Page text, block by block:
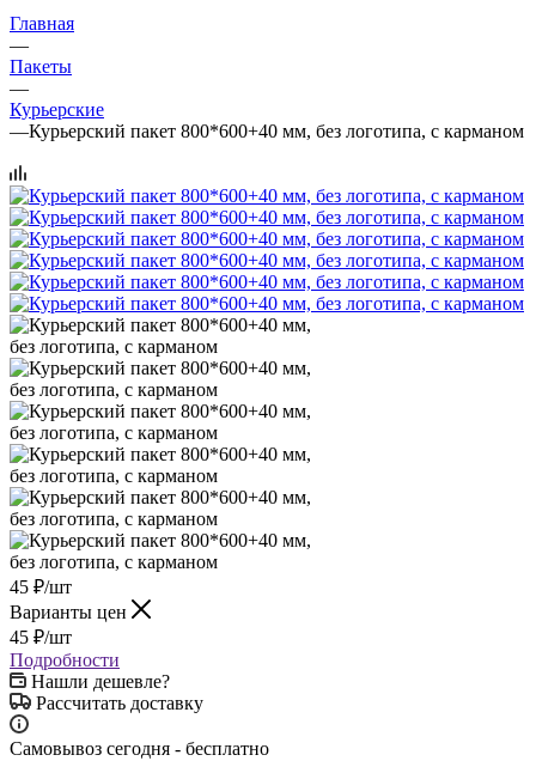
Главная
—
Пакеты
—
Курьерские
—Курьерский пакет 800*600+40 мм, без логотипа, с карманом
45 ₽/шт
Варианты цен
45 ₽/шт
Подробности
Нашли дешевле?
Рассчитать доставку
Самовывоз сегодня - бесплатно